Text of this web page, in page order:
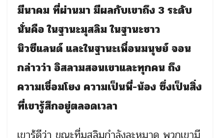
มีนาคม ที่ผ่านมา มีผลกับเขาถึง 3 ระดับ
นั่นคือ ในฐานะมุสลิม ในฐานะชาว
นิวซีแลนด์ และในฐานะเพื่อนมนุษย์ จอน
กล่าวว่า อิสลามสอนเขาและทุกคน ถึง
ความเชื่อมโยง ความเป็นพี่-น้อง ซึ่งเป็นสิ่ง
ที่เขารู้สึกอยู่ตลอดเวลา